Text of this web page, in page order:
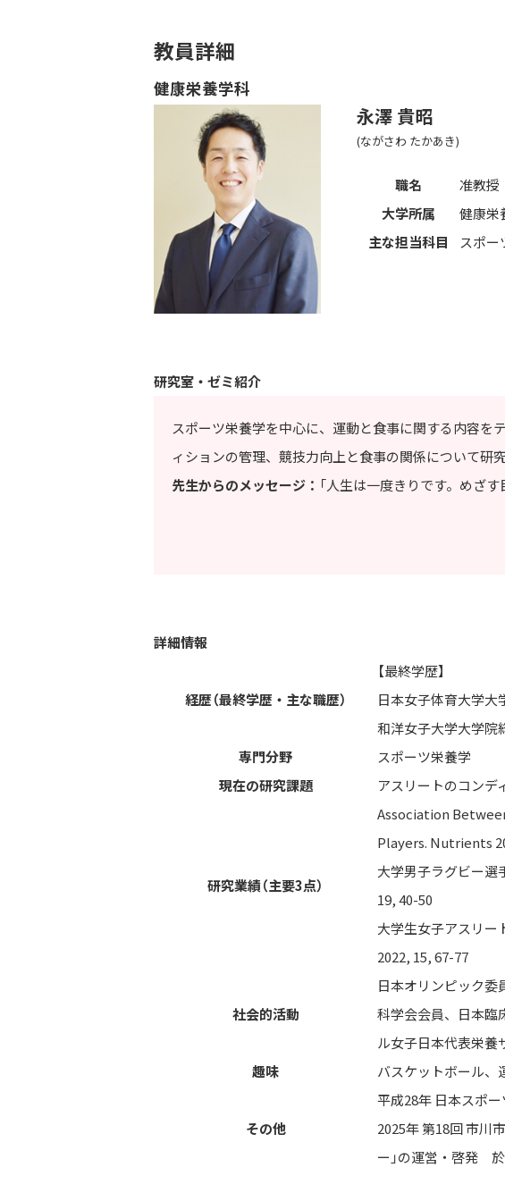
教員詳細
健康栄養学科
永澤 貴昭
(ながさわ たかあき)
職名
准教授
大学所属
健康栄
主な担当科目
スポ
研究室・ゼミ紹介
スポーツ栄養学を中心に、運動と食事に関する内容
ィションの管理、競技力向上と食事の関係について研
先生からのメッセージ： 「人生は一度きりです。めざ
詳細情報
経歴（最終学歴・主な職歴）
【最終学歴】
日本女子体育大学大
和洋女子大学大学院
専門分野
スポーツ栄養学
現在の研究課題
アスリートのコンデ
研究業績（主要3点）
Association
Players. Nutrients
大学男子ラグビー選
19, 40-50
大学生女子アスリー
2022, 15, 67-77
社会的活動
日本オリンピック委
科学会会員、日本臨
ル女子日本代表栄養
趣味
バスケットボール、
その他
平成28年 日本スポ
2025年 第18回 市川
ー」の運営・啓発